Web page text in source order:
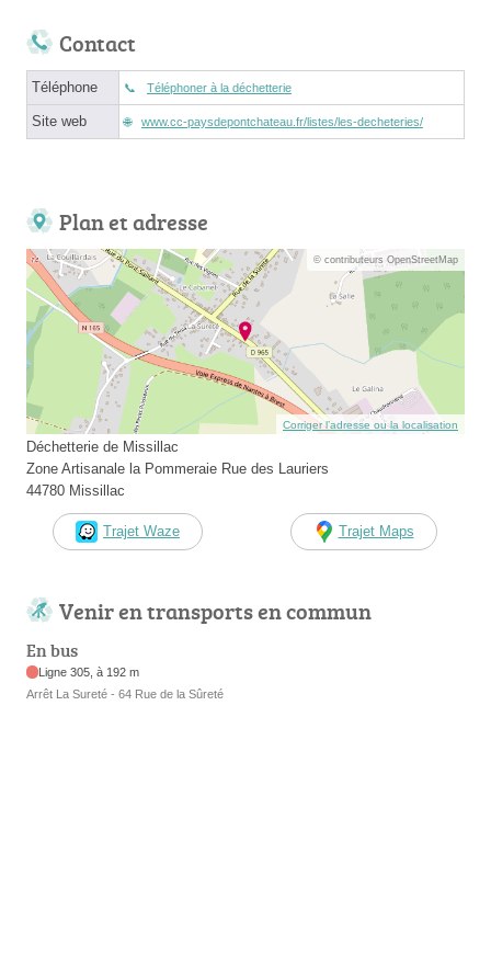
Contact
Téléphone Téléphoner à la déchetterie
Site web www.cc-paysdepontchateau.fr/listes/les-decheteries/
Plan et adresse
© contributeurs OpenStreetMap
Corriger l’adresse ou la localisation
Déchetterie de Missillac
Zone Artisanale la Pommeraie Rue des Lauriers
44780 Missillac
Trajet Waze Trajet Maps
Venir en transports en commun
En bus
Ligne 305, à 192 m
Arrêt La Sureté - 64 Rue de la Sûreté